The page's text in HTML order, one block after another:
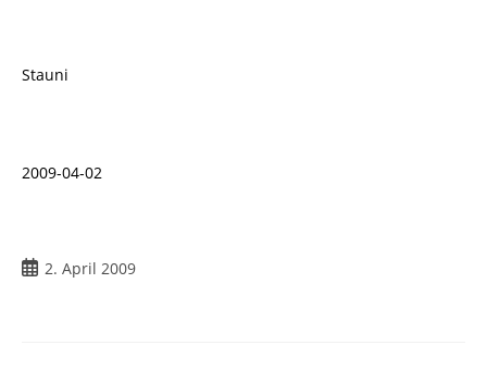
Stauni
2009-04-02
Beitrag2. April 2009